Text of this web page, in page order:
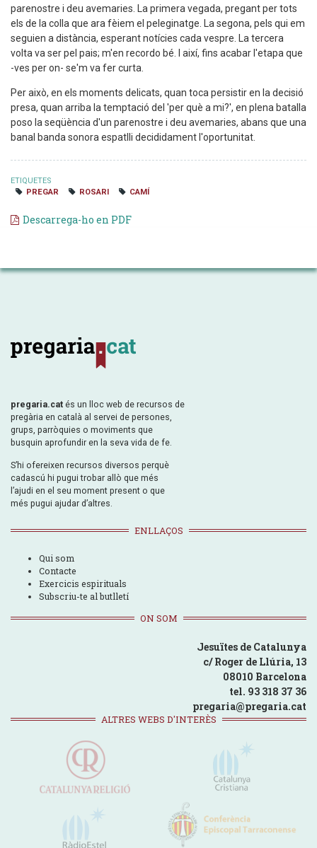
parenostre i deu avemaries. La primera vegada, pregant per tots
els de la colla que ara fèiem el peleginatge. La segona, pels qui em
seguien a distància, esperant notícies cada vespre. La tercera
volta va ser pel pais; m'en recordo bé. I així, fins acabar l'etapa que
-ves per on- se'm va fer curta.
Per això, en els moments delicats, quan toca persistir en la decisió
presa, quan arriba la temptació del 'per què a mi?', en plena batalla
poso la seqüència d'un parenostre i deu avemaries, abans que una
banal banda sonora espatlli decididament l'oportunitat.
ETIQUETES
PREGAR
ROSARI CAMÍ
Descarrega-ho en PDF
pregaria.cat és un lloc web de recursos de
pregària en català al servei de persones,
grups, parròquies o moviments que
busquin aprofundir en la seva vida de fe.
S’hi ofereixen recursos diversos perquè
cadascú hi pugui trobar allò que més
l’ajudi en el seu moment present o que
més pugui ajudar d’altres.
ENLLAÇOS
Qui som
Contacte
Exercicis espirituals
Subscriu-te al butlletí
ON SOM
Jesuïtes de Catalunya
c/ Roger de Llúria, 13
08010 Barcelona
tel. 93 318 37 36
pregaria@pregaria.cat
ALTRES WEBS D'INTERÈS